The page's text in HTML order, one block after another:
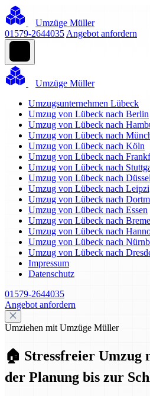
Umzüge Müller
01579-2644035 Angebot anfordern
Umzüge Müller
Umzugsunternehmen Lübeck
Umzug von Lübeck nach Berlin
Umzug von Lübeck nach
Umzug von Lübeck nach
Umzug von Lübeck nach Köln
Umzug von Lübeck nach
Umzug von Lübeck nach
Umzug von Lübeck nach
Umzug von Lübeck nach
Umzug von Lübeck nach
Umzug von Lübeck nach Essen
Umzug von Lübeck nach
Umzug von Lübeck nach
Umzug von Lübeck nach
Umzug von Lübeck nach
Impressum
Datenschutz
01579-2644035
Angebot anfordern
Umziehen mit Umzüge Müller
🏠 Stressfreier Umzug
der Planung bis zur